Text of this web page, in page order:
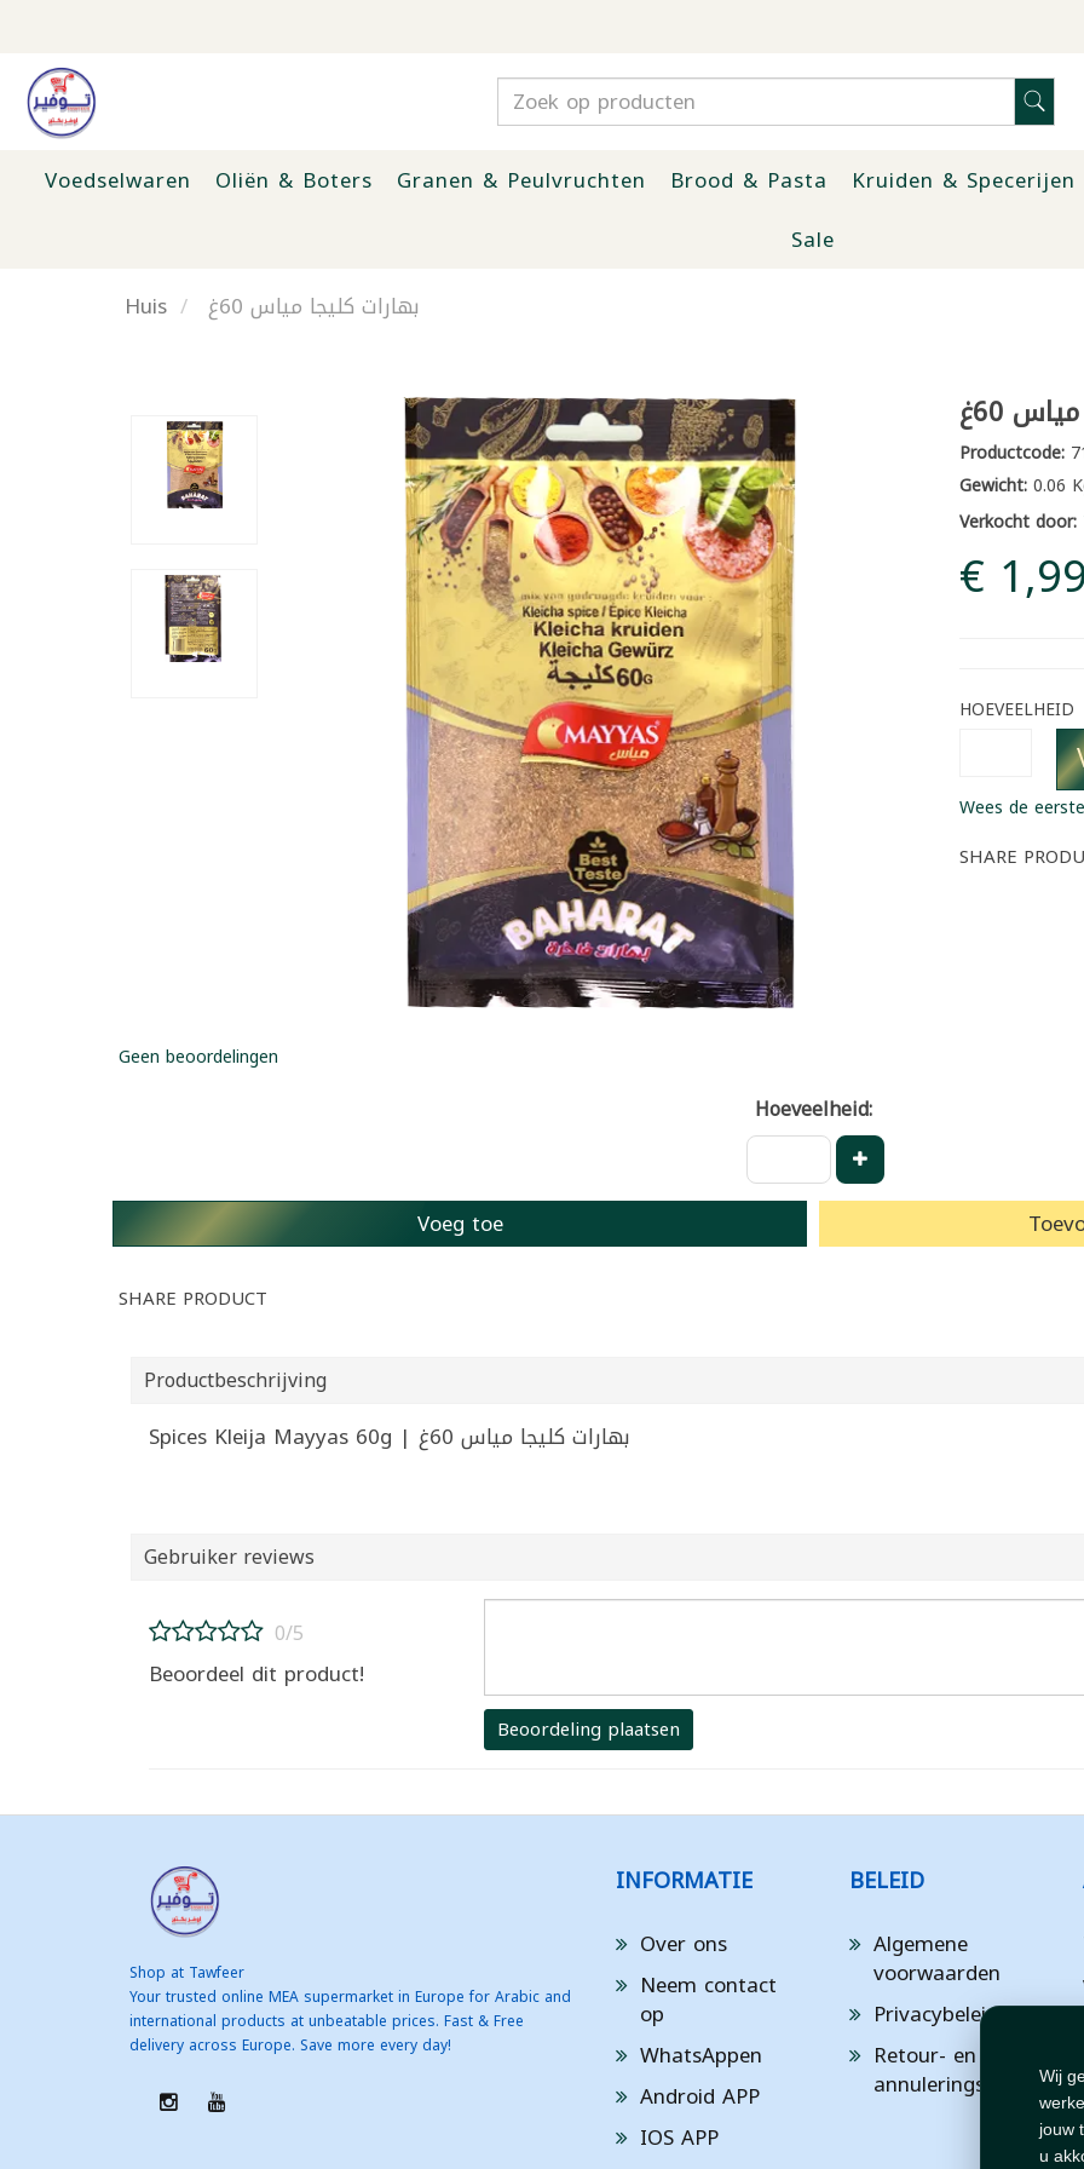
Wij
jouw
u
Voedselwaren Oliën & Boters Granen & Peulvruchten Brood & Pasta Kruiden & Specerijen
Sale
Huis
بهارات كليجا مياس 60غ
60غ
Productcode:
Gewicht:0.06
Verkocht door:
€ 1,99
HOEVEELHEID
Wees de
SHARE
Geen beoordelingen
Hoeveelheid:
Voeg toe
SHARE PRODUCT
Productbeschrijving
Spices Kleija Mayyas 60g | بهارات كليجا مياس 60غ
Gebruiker reviews
0/5
Beoordeel dit product!
Beoordeling plaatsen
Shop at Tawfeer
Your trusted online MEA supermarket in Europe for Arabic and
international products at unbeatable prices. Fast & Free
delivery across Europe. Save more every day!
INFORMATIE
Over ons
Neem contact
op
WhatsAppen
Android APP
IOS APP
BELEID
Algemene
voorwaarden
Privacybeleid
Retour- en
annuleringsbeleid